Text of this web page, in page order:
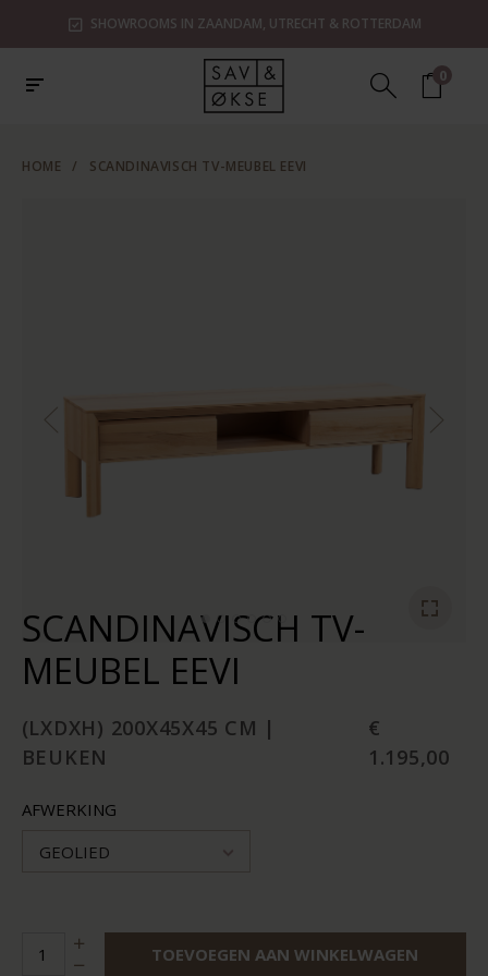
SHOWROOMS IN ZAANDAM, UTRECHT & ROTTERDAM
0
HOME / SCANDINAVISCH TV-MEUBEL EEVI
SCANDINAVISCH TV-
MEUBEL EEVI
(LXDXH) 200X45X45 CM |
BEUKEN
€
1.195,00
AFWERKING
GEOLIED
TOEVOEGEN AAN WINKELWAGEN